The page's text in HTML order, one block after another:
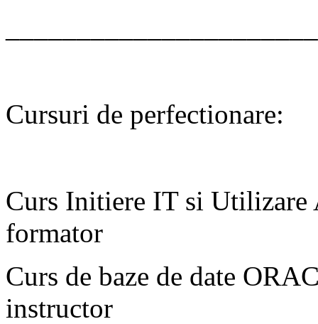
Cursuri de perfectionare:
Curs Initiere IT si Utilizare
formator
Curs de baze de date
instructor